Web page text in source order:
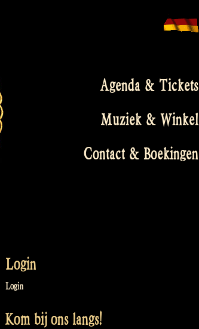
Agenda & Tickets
Muziek & Winkel
Contact & Boekingen
Login
Login
Kom bij ons langs!